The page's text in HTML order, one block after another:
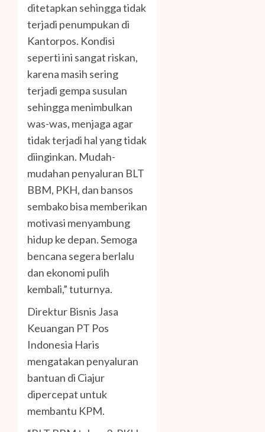
ditetapkan sehingga tidak
terjadi penumpukan di
Kantorpos. Kondisi
seperti ini sangat riskan,
karena masih sering
terjadi gempa susulan
sehingga menimbulkan
was-was, menjaga agar
tidak terjadi hal yang tidak
diinginkan. Mudah-
mudahan penyaluran BLT
BBM, PKH, dan bansos
sembako bisa memberikan
motivasi menyambung
hidup ke depan. Semoga
bencana segera berlalu
dan ekonomi pulih
kembali,” tuturnya.
Direktur Bisnis Jasa
Keuangan PT Pos
Indonesia Haris
mengatakan penyaluran
bantuan di Ciajur
dipercepat untuk
membantu KPM.